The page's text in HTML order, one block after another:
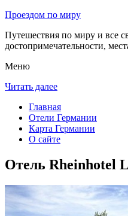
Проездом по миру
Путешествия по миру и все
достопримечательности,
Меню
Читать далее
Главная
Отели Германии
Карта Германии
О сайте
Отель Rheinhotel